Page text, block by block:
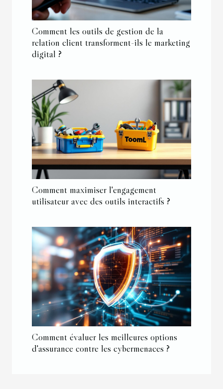
Comment les outils de gestion de la
relation client transforment-ils le marketing
digital ?
Comment maximiser l'engagement
utilisateur avec des outils interactifs ?
Comment évaluer les meilleures options
d'assurance contre les cybermenaces ?